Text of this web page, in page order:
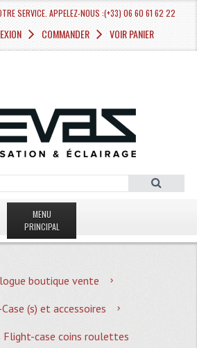
SERVICE. APPELEZ-NOUS :(+33) 06 60 61 62 22
COMMANDER VOIR PANIER
MENU
PRINCIPAL
MAGASIN
Quoi De Neuf?
Promotions
boutique vente
(s) et accessoires
Flight-case coins roulettes